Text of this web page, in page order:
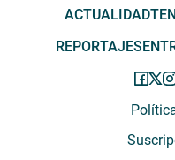
ACTUALIDAD
REPORTAJES